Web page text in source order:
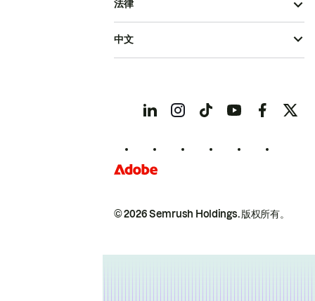
© 2026 Semrush Holdings.版权所有。
法律
中文